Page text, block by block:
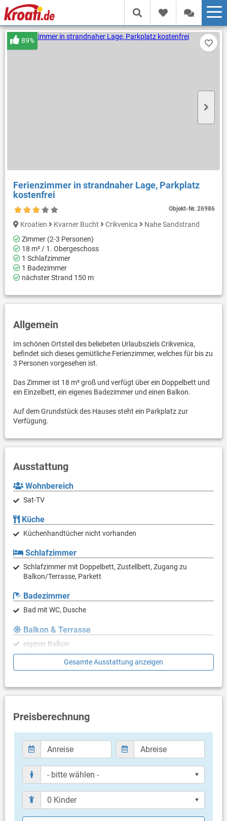
Ferienzimmer in strandnaher Lage, Parkplatz
kostenfrei
Objekt-Nr.26986
89%
Kroatien Kvarner Bucht Crikvenica
Nahe Sandstrand
Zimmer (2-3 Personen)
18 m² / 1. Obergeschoss
1 Schlafzimmer
1 Badezimmer
nächster Strand 150 m
Allgemein
Im schönen Ortsteil des beliebeten Urlaubsziels Crikvenica,
befindet sich dieses gemütliche Ferienzimmer, welches für bis zu
3 Personen vorgesehen ist.
Das Zimmer ist 18 m² groß und verfügt über ein Doppelbett und
ein Einzelbett, ein eigenes Badezimmer und einen Balkon.
Auf dem Grundstück des Hauses steht ein Parkplatz zur
Verfügung.
Ausstattung
Wohnbereich
Sat-TV
Küche
Küchenhandtücher nicht vorhanden
Schlafzimmer
Schlafzimmer mit Doppelbett, Zustellbett, Zugang zu
Balkon/Terrasse, Parkett
Badezimmer
Bad mit WC, Dusche
Balkon & Terrasse
eigener Balkon
teilweise überdacht
Sonnenschirm
gemeinsame Terrasse
Terrassengröße: 20 m²
Weitere Informationen
Grill vorhanden und Grill mitbringen möglich
Privater Parkplatz auf dem Grundstück
Klimaanlage im Preis inklusive
Eigentümer lebt im gleichen Haus
Bettwäsche vorhanden
Handtücher vorhanden
Gesamte Ausstattung anzeigen
Preisberechnung